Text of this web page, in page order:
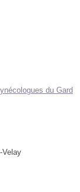
du Gard
Velay